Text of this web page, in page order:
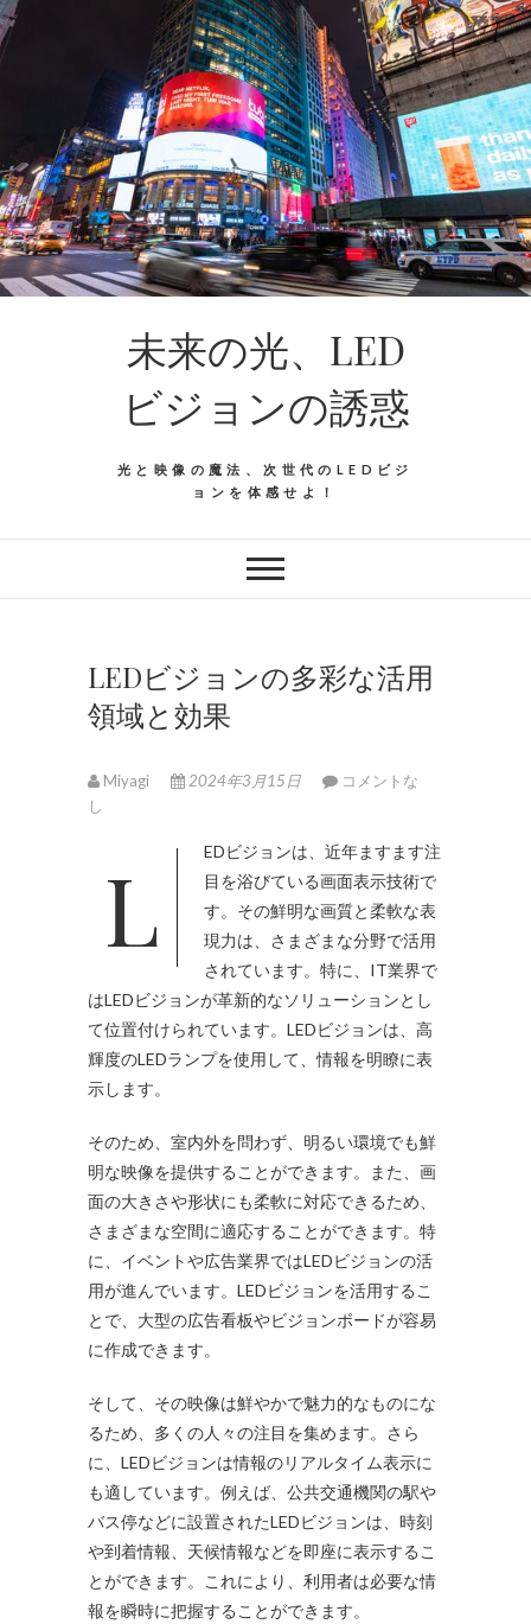
未来の光、LED
ビジョンの誘惑
光と映像の魔法、次世代のLEDビジ
ョンを体感せよ！
LEDビジョンの多彩な活用
領域と効果
Miyagi 2024年3月15日
コメントな
し
LEDビジョンは、近年ますます注
目を浴びている画面表示技術で
す。 その鮮明な画質と柔軟な表
現力は、さまざまな分野で活用
されています。特に、IT業界で
はLEDビジョンが革新的なソリューションとし
て位置付けられています。LEDビジョンは、高
輝度のLEDランプを使用して、情報を明瞭に表
示します。
そのため、室内外を問わず、明るい環境でも鮮
明な映像を提供することができます。また、画
面の大きさや形状にも柔軟に対応できるため、
さまざまな空間に適応することができます。特
に、イベントや広告業界ではLEDビジョンの活
用が進んでいます。LEDビジョンを活用するこ
とで、大型の広告看板やビジョンボードが容易
に作成できます。
そして、その映像は鮮やかで魅力的なものにな
るため、多くの人々の注目を集めます。さら
に、LEDビジョンは情報のリアルタイム表示に
も適しています。例えば、公共交通機関の駅や
バス停などに設置されたLEDビジョンは、時刻
や到着情報、天候情報などを即座に表示するこ
とができます。これにより、利用者は必要な情
報を瞬時に把握することができます。